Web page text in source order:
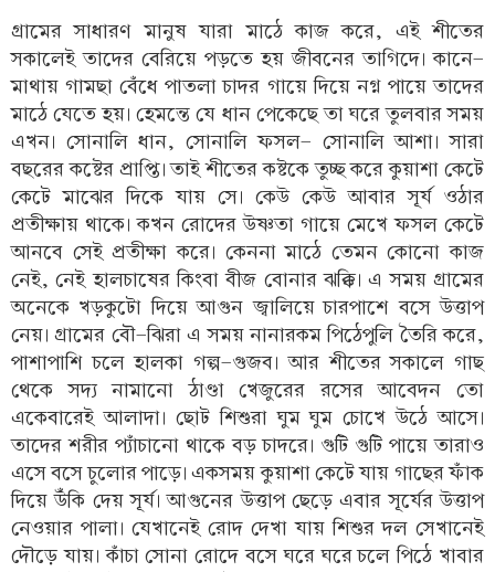
গ্রামের সাধারণ মানুষ যারা মাঠে কাজ করে, এই শীতের
সকালেই তাদের বেরিয়ে পড়তে হয় জীবনের তাগিদে। কানে-
মাথায় গামছা বেঁধে পাতলা চাদর গায়ে দিয়ে নগ্ন পায়ে তাদের
মাঠে যেতে হয়। হেমন্তে যে ধান পেকেছে তা ঘরে তুলবার সময়
এখন। সোনালি ধান, সোনালি ফসল- সোনালি আশা। সারা
বছরের কষ্টের প্রাপ্তি। তাই শীতের কষ্টকে তুচ্ছ করে কুয়াশা কেটে
কেটে মাঝের দিকে যায় সে। কেউ কেউ আবার সূর্য ওঠার
প্রতীক্ষায় থাকে। কখন রোদের উষ্ণতা গায়ে মেখে ফসল কেটে
আনবে সেই প্রতীক্ষা করে। কেননা মাঠে তেমন কোনো কাজ
নেই, নেই হালচাষের কিংবা বীজ বোনার ঝক্কি। এ সময় গ্রামের
অনেকে খড়কুটো দিয়ে আগুন জ্বালিয়ে চারপাশে বসে উত্তাপ
নেয়। গ্রামের বৌ-ঝিরা এ সময় নানারকম পিঠেপুলি তৈরি করে,
পাশাপাশি চলে হালকা গল্প-গুজব। আর শীতের সকালে গাছ
থেকে সদ্য নামানো ঠাণ্ডা খেজুরের রসের আবেদন তো
একেবারেই আলাদা। ছোট শিশুরা ঘুম ঘুম চোখে উঠে আসে।
তাদের শরীর প্যাঁচানো থাকে বড় চাদরে। গুটি গুটি পায়ে তারাও
এসে বসে চুলোর পাড়ে। একসময় কুয়াশা কেটে যায় গাছের ফাঁক
দিয়ে উঁকি দেয় সূর্য। আগুনের উত্তাপ ছেড়ে এবার সূর্যের উত্তাপ
নেওয়ার পালা। যেখানেই রোদ দেখা যায় শিশুর দল সেখানেই
দৌড়ে যায়। কাঁচা সোনা রোদে বসে ঘরে ঘরে চলে পিঠে খাবার